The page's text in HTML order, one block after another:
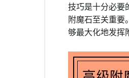
技巧是十分必要
附魔石至关重要
够最大化地发挥